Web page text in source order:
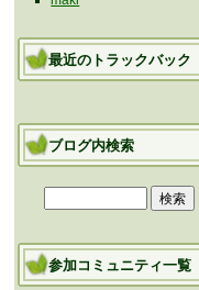
最近のトラックバック
ブログ内検索
参加コミュニティ一覧